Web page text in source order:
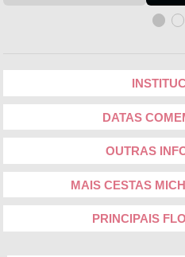
DATAS
OUTRAS
MAIS CESTAS
PRINCIPAIS